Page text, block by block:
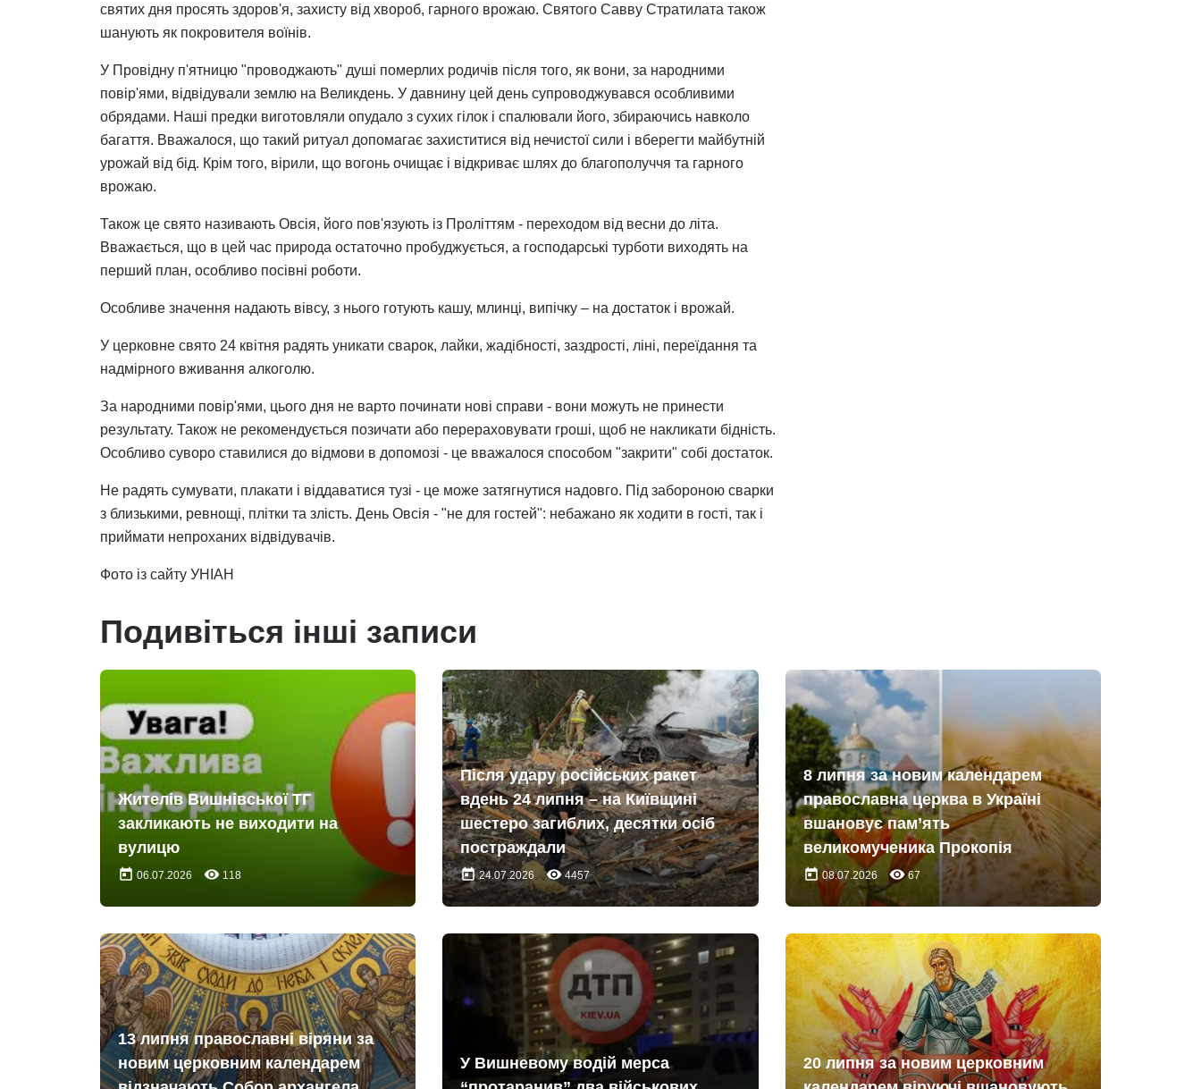
святих дня просять здоров'я, захисту від хвороб, гарного врожаю. Святого Савву Стратилата також
шанують як покровителя воїнів.
У Провідну п'ятницю "проводжають" душі померлих родичів після того, як вони, за народними
повір'ями, відвідували землю на Великдень. У давнину цей день супроводжувався особливими
обрядами. Наші предки виготовляли опудало з сухих гілок і спалювали його, збираючись навколо
багаття. Вважалося, що такий ритуал допомагає захиститися від нечистої сили і вберегти майбутній
урожай від бід. Крім того, вірили, що вогонь очищає і відкриває шлях до благополуччя та гарного
врожаю.
Також це свято називають Овсія, його пов'язують із Проліттям - переходом від весни до літа.
Вважається, що в цей час природа остаточно пробуджується, а господарські турботи виходять на
перший план, особливо посівні роботи.
Особливе значення надають вівсу, з нього готують кашу, млинці, випічку – на достаток і врожай.
У церковне свято 24 квітня радять уникати сварок, лайки, жадібності, заздрості, ліні, переїдання та
надмірного вживання алкоголю.
За народними повір'ями, цього дня не варто починати нові справи - вони можуть не принести
результату. Також не рекомендується позичати або перераховувати гроші, щоб не накликати бідність.
Особливо суворо ставилися до відмови в допомозі - це вважалося способом "закрити" собі достаток.
Не радять сумувати, плакати і віддаватися тузі - це може затягнутися надовго. Під забороною сварки
з близькими, ревнощі, плітки та злість. День Овсія - "не для гостей": небажано як ходити в гості, так і
приймати непроханих відвідувачів.
Фото із сайту УНІАН
Подивіться інші записи
Жителів Вишнівської ТГ
закликають не виходити на
вулицю
today 06.07.2026 remove_red_eye 118
Після удару російських ракет
вдень 24 липня – на Київщині
шестеро загиблих, десятки осіб
постраждали
today24.07.2026 remove_red_eye4457
8 липня за новим календарем
православна церква в Україні
вшановує пам’ять
великомученика Прокопія
today 08.07.2026 remove_red_eye67
13 липня православні віряни за
новим церковним календарем
У Вишневому водій мерса
20 липня за новим церковним